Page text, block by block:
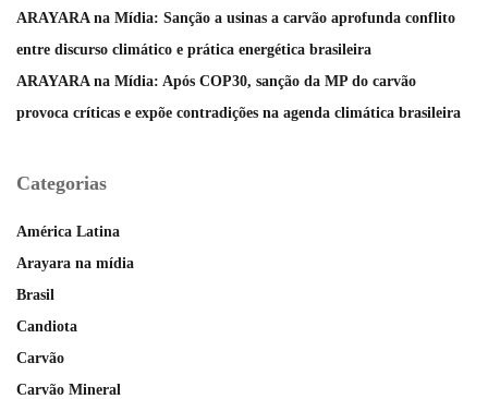
ARAYARA na Mídia: Sanção a usinas a carvão aprofunda conflito
entre discurso climático e prática energética brasileira
ARAYARA na Mídia: Após COP30, sanção da MP do carvão
provoca críticas e expõe contradições na agenda climática brasileira
Categorias
América Latina
Arayara na mídia
Brasil
Candiota
Carvão
Carvão Mineral